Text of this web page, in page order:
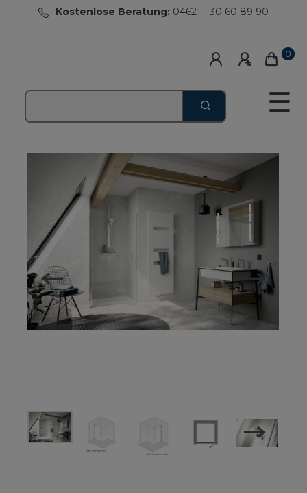
Kostenlose Beratung: 04621 - 30 60 89 90
0
☰